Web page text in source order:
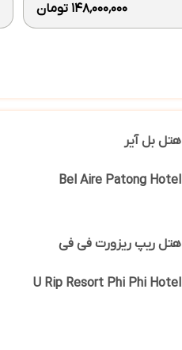
۱۴۸٬۰۰۰٬۰۰۰ تومان
هتل بل آیر
Bel Aire Patong Hotel
هتل ریپ ریزورت فی فی
U Rip Resort Phi Phi Hotel